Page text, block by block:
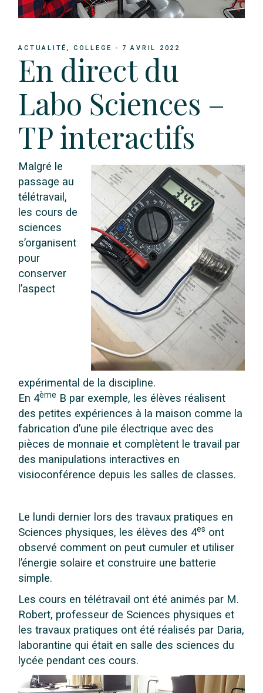
ACTUALITÉ COLLEGE 7 AVRIL 2022
En direct du
Labo Sciences –
TP interactifs
Malgré le
passage au
télétravail,
les cours de
sciences
s’organisent
pour
conserver
l’aspect
expérimental de la discipline.
En 4ème B par exemple, les élèves réalisent
des petites expériences à la maison comme la
fabrication d’une pile électrique avec des
pièces de monnaie et complètent le travail par
des manipulations interactives en
visioconférence depuis les salles de classes.
Le lundi dernier lors des travaux pratiques en
Sciences physiques, les élèves des 4es ont
observé comment on peut cumuler et utiliser
l’énergie solaire et construire une batterie
simple.
Les cours en télétravail ont été animés par M.
Robert, professeur de Sciences physiques et
les travaux pratiques ont été réalisés par Daria,
laborantine qui était en salle des sciences du
lycée pendant ces cours.